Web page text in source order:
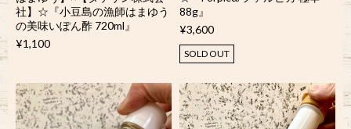
社】☆『小豆島の漁師はまゆう
の美味いぽん酢 720ml』
¥1,100
88g』
¥3,600
SOLD OUT